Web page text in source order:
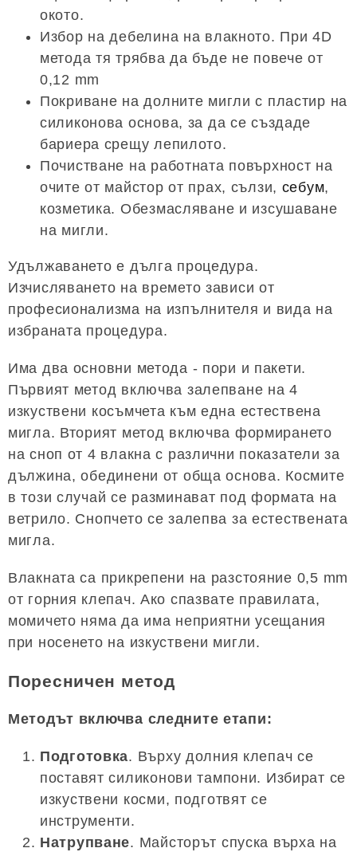
окото.
Избор на дебелина на влакното. При 4D
метода тя трябва да бъде не повече от
0,12 mm
Покриване на долните мигли с пластир на
силиконова основа, за да се създаде
бариера срещу лепилото.
Почистване на работната повърхност на
очите от майстор от прах, сълзи, себум,
козметика. Обезмасляване и изсушаване
на мигли.
Удължаването е дълга процедура.
Изчисляването на времето зависи от
професионализма на изпълнителя и вида на
избраната процедура.
Има два основни метода - пори и пакети.
Първият метод включва залепване на 4
изкуствени косъмчета към една естествена
мигла. Вторият метод включва формирането
на сноп от 4 влакна с различни показатели за
дължина, обединени от обща основа. Космите
в този случай се разминават под формата на
ветрило. Снопчето се залепва за естествената
мигла.
Влакната са прикрепени на разстояние 0,5 mm
от горния клепач. Ако спазвате правилата,
момичето няма да има неприятни усещания
при носенето на изкуствени мигли.
Поресничен метод
Методът включва следните етапи:
Подготовка. Върху долния клепач се
поставят силиконови тампони. Избират се
изкуствени косми, подготвят се
инструменти.
Натрупване. Майсторът спуска върха на